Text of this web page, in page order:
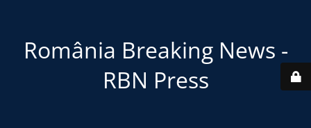
România Breaking News -
RBN Press